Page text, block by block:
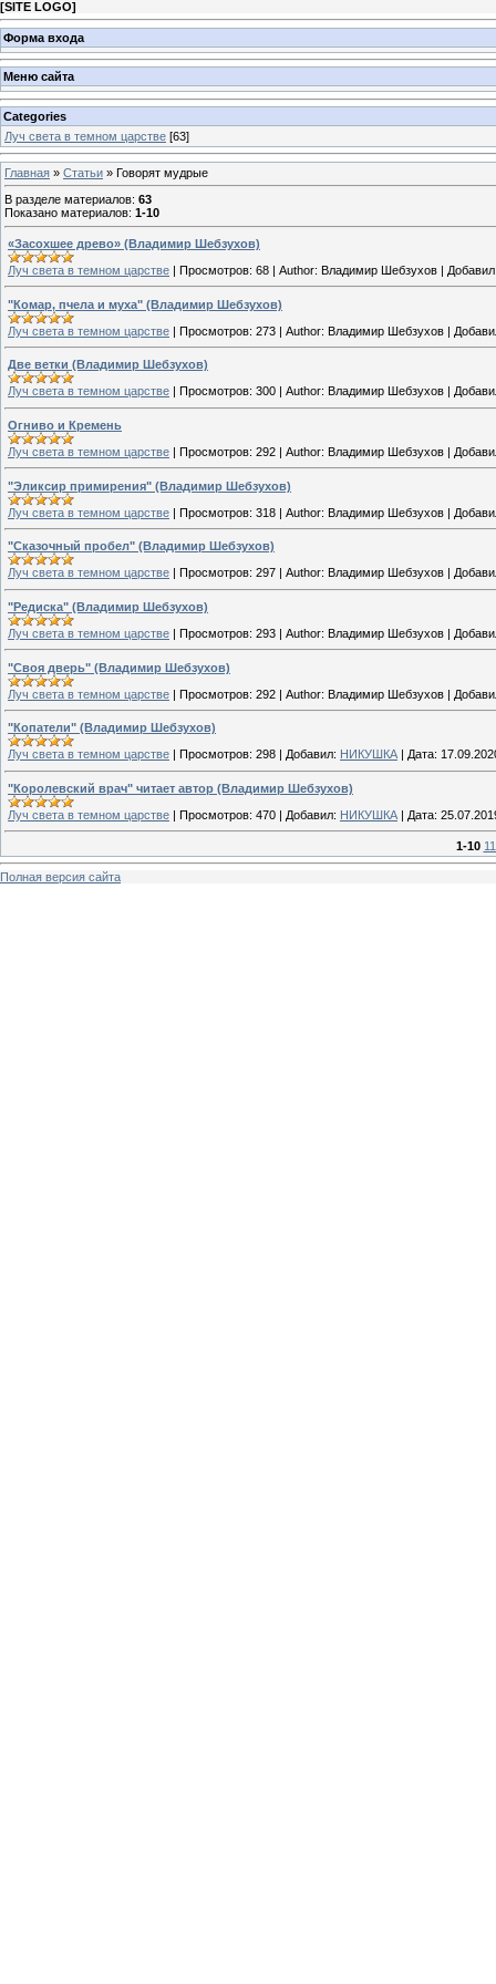
[SITE LOGO]
Форма входа
Меню сайта
Categories
Луч света в темном царстве [63]
Главная » Статьи » Говорят мудрые
В разделе материалов: 63
Показано материалов: 1-10
«Засохшее древо» (Владимир Шебзухов)
Луч света в темном царстве | Просмотров: 68 | Author: Владимир Шебзухов |
"Комар, пчела и муха" (Владимир Шебзухов)
Луч света в темном царстве | Просмотров: 273 | Author: Владимир Шебзухов |
Две ветки (Владимир Шебзухов)
Луч света в темном царстве
Просмотров: 300 Author: Владимир Шебзухов
Огниво и Кремень
Луч света в темном царстве | Просмотров: 292 | Author: Владимир Шебзухов |
"Эликсир примирения" (Владимир Шебзухов)
Луч света в темном царстве | Просмотров: 318 | Author: Владимир Шебзухов |
"Сказочный пробел" (Владимир Шебзухов)
Луч света в темном царстве
Просмотров: 297 Author: Владимир Шебзухов
"Редиска" (Владимир Шебзухов)
Луч света в темном царстве | Просмотров: 293 | Author: Владимир Шебзухов |
"Своя дверь" (Владимир Шебзухов)
Луч света в темном царстве | Просмотров: 292 | Author: Владимир Шебзухов |
"Копатели" (Владимир Шебзухов)
Луч света в темном царстве | Просмотров: 298 | Добавил: НИКУШКА | Дата:
"Королевский врач" читает автор (Владимир Шебзухов)
Луч света в темном царстве | Просмотров: 470 | Добавил: НИКУШКА | Дата:
1-10
Полная версия сайта